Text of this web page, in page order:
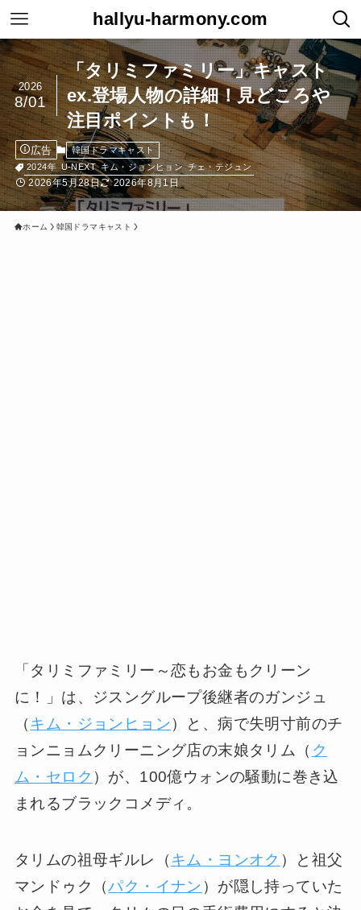
hallyu-harmony.com
「タリミファミリー」キャスト
ex.登場人物の詳細！見どころや
注目ポイントも！
2026
8/01
広告
韓国ドラマキャスト
2024年 U-NEXT キム・ジョンヒョン チェ・テジュン
2026年5月28日 2026年8月1日
ホーム 韓国ドラマキャスト
「タリミファミリー～恋もお金もクリーン
に！」は、ジスングループ後継者のガンジュ
（ キム・ジョンヒョン）と、病で失明寸前のチ
ョンニョムクリーニング店の末娘タリム（ ク
ム・セロク ）が、100億ウォンの騒動に巻き込
まれるブラックコメディ。
タリムの祖母ギルレ（ キム・ヨンオク ）と祖父
マンドゥク（パク・イナン ）が隠し持っていた